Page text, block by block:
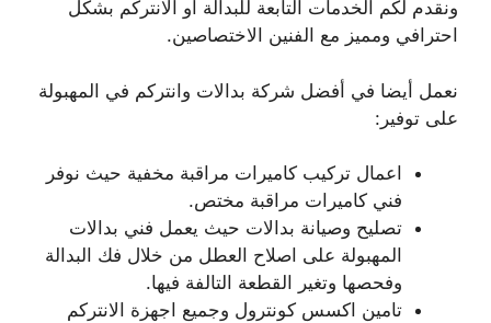
ونقدم لكم الخدمات التابعة للبدالة أو الانتركم بشكل
احترافي ومميز مع الفنين الاختصاصين.
نعمل أيضا في أفضل شركة بدالات وانتركم في المهبولة
على توفير:
اعمال تركيب كاميرات مراقبة مخفية حيث نوفر
فني كاميرات مراقبة مختص.
تصليح وصيانة بدالات حيث يعمل فني بدالات
المهبولة على اصلاح العطل من خلال فك البدالة
وفحصها وتغير القطعة التالفة فيها.
تامين اكسس كونترول وجميع اجهزة الانتركم